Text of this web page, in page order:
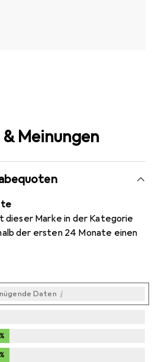
Meinungen
dieser Marke in der Kategorie
der ersten 24 Monate einen
Daten i
%
%